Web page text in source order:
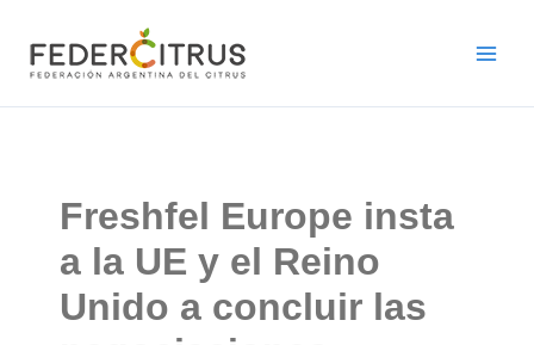
contenido
Freshfel Europe insta
a la UE y el Reino
Unido a concluir las